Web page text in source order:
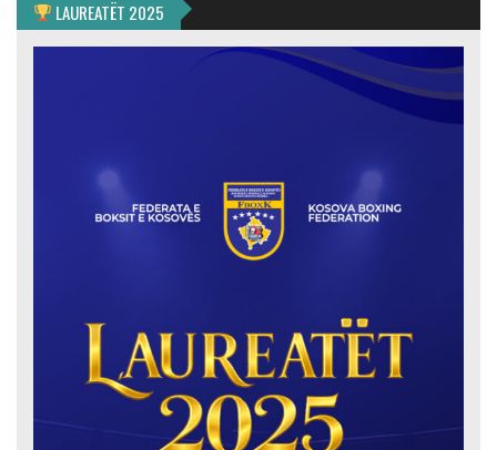
LAUREATËT 2025